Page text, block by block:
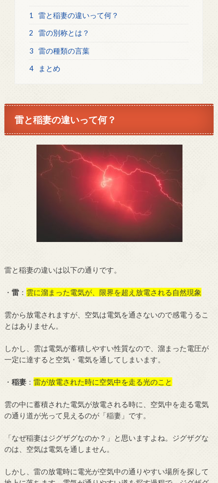
1 雷と稲妻の違いって何？
2 雷の別称とは？
3 雷の種類の言葉
4 まとめ
雷と稲妻の違いって何？
雷と稲妻の違いは以下の通りです。
・ 雷： 雲に溜まった電気が、限界を超え放電される自然現象
雲から放電されますが、空気は電気を通さないので感電うるこ
とはありません。
しかし、雲は電気が蓄積しやすい性質なので、溜まった電圧が
一定に達すると空気・電気を通してしまいます。
・ 稲妻： 雷が放電された時に空気中を走る光のこと
雲の中に蓄積された電気が放電される時に、空気中を走る電気
の通り道が光って見えるのが「稲妻」です。
「なぜ稲妻はジグザグなのか？」と思いますよね。ジグザグな
のは、空気は電気を通しません。
しかし、雷の放電時に電光が空気中の通りやすい場所を探して